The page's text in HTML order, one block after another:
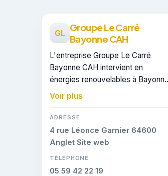
GL Groupe Le Carré
Bayonne CAH
L'entreprise Groupe Le Carré
Bayonne CAH intervient en
énergies renouvelables à Bayonne
et dans les communes voisines.
Elle est certifiée RGE, gage de
conformité sur les interventions
réalisées.
Voir plus
ADRESSE
4 rue Léonce Garnier 64600
Anglet Site web
TÉLÉPHONE
05 59 42 22 19